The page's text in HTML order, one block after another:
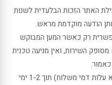
האתר הזכות הבלעדית לשנות
הודעה מוקדמת מראש.
רק כאשר המען המבוקש
השירות, ואין מניעה טכנית
ניתן יהיה לאסוף את הפריטים (ללא עלות דמי משלוח) תוך 1-2 ימי